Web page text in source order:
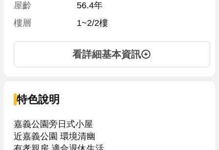
屋齡
56.4年
樓層
1~2/2樓
看詳細基本資訊
特色說明
嘉義公園旁日式小屋
近嘉義公園 環境清幽